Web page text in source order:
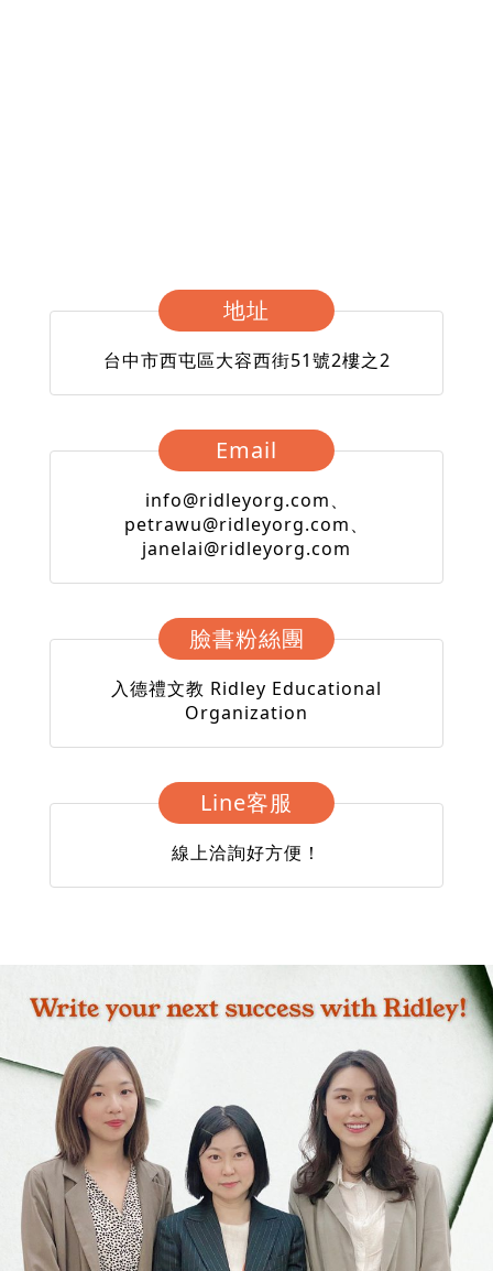
地址
台中市西屯區大容西街51號2樓之2
Email
info@ridleyorg.com、
petrawu@ridleyorg.com、
janelai@ridleyorg.com
臉書粉絲團
入德禮文教 Ridley Educational
Organization
Line客服
線上洽詢好方便！